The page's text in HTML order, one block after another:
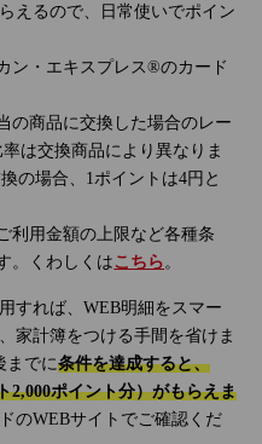
えるので、日常使いでポイン
ン・エキスプレス®のカード
の商品に交換した場合のレー
は交換商品により異なりま
の場合、1ポイントは4円と
利用金額の上限など各種条
。くわしくはこちら 。
すれば、WEB明細をスマー
家計簿をつける手間を省けま
までに条件を達成すると、
2,000ポイント分）がもらえま
のWEBサイトでご確認くだ